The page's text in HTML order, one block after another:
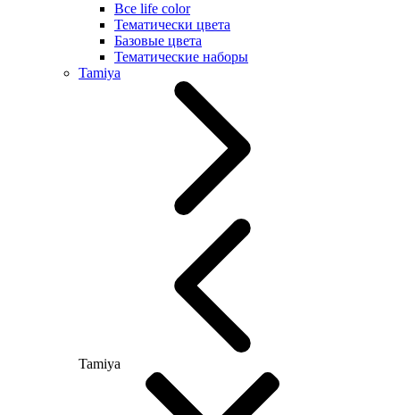
Все life color
Тематически цвета
Базовые цвета
Тематические наборы
Tamiya
Tamiya